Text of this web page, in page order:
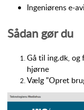
Ingeniørens e-
Sådan gør du
Gå til ing.dk, og
hjørne
Vælg "Opret